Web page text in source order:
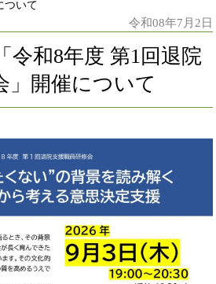
ついて
令和08年7月2日
令和8年度 第1回退院
」開催について